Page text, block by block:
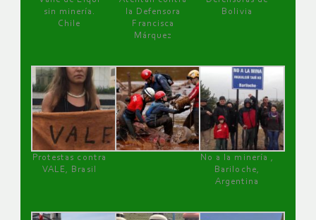
sin minería.
Chile
la Defensora
Francisca
Márquez
Bolivia
Protestas contra
VALE, Brasil
No a la minería ,
Bariloche,
Argentina